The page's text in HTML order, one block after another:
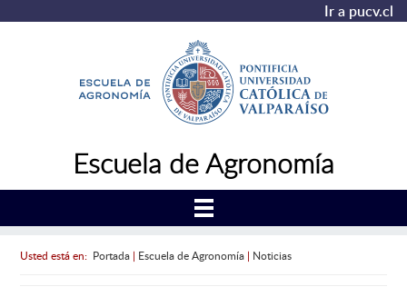
Ir a pucv.cl
Escuela de Agronomía
Usted está en: Portada| Escuela de Agronomía| Noticias